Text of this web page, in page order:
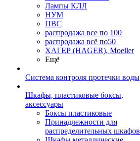
Лампы КЛЛ
НУМ
ПВС
распродажа все по 100
распродажа всё по50
ХАГЕР (HAGER), Moeller
Ещё
Система контроля протечки воды
Шкафы, пластиковые боксы,
аксессуары
Боксы пластиковые
Принадлежности для
распределительных шкафов